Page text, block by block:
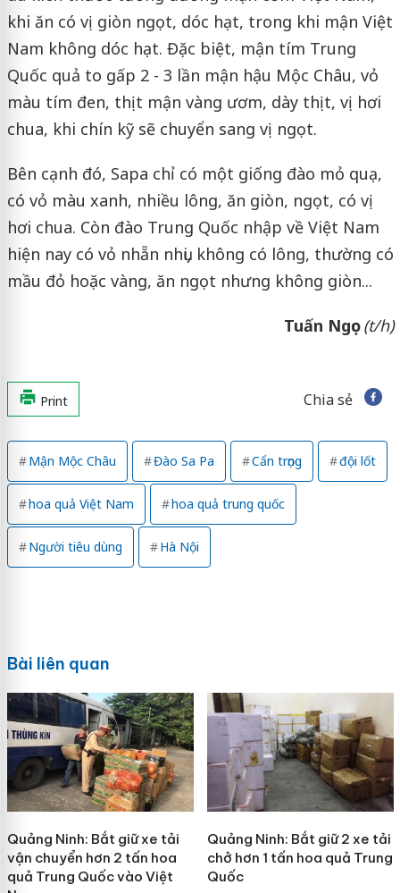
khi ăn có vị giòn ngọt, dóc hạt, trong khi mận Việt
Nam không dóc hạt. Đặc biệt, mận tím Trung
Quốc quả to gấp 2 - 3 lần mận hậu Mộc Châu, vỏ
màu tím đen, thịt mận vàng ươm, dày thịt, vị hơi
chua, khi chín kỹ sẽ chuyển sang vị ngọt.
Bên cạnh đó, Sapa chỉ có một giống đào mỏ quạ,
có vỏ màu xanh, nhiều lông, ăn giòn, ngọt, có vị
hơi chua. Còn đào Trung Quốc nhập về Việt Nam
hiện nay có vỏ nhẵn nhụi, không có lông, thường có
mầu đỏ hoặc vàng, ăn ngọt nhưng không giòn...
Tuấn Ngọc(t/h)
Print Chia sẻ
Mận Mộc Châu Đào Sa Pa Cẩn trọng đội lốt
hoa quả Việt Nam hoa quả trung quốc
Người tiêu dùng Hà Nội
Bài liên quan
Quảng Ninh: Bắt giữ xe tải
vận chuyển hơn 2 tấn hoa
quả Trung Quốc vào Việt
Quảng Ninh: Bắt giữ 2 xe tải
chở hơn 1 tấn hoa quả Trung
Quốc